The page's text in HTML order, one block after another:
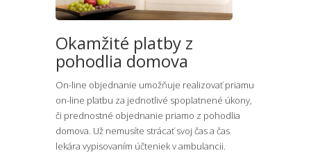
Okamžité platby z
pohodlia domova
On-line objednanie umožňuje realizovať priamu
on-line platbu za jednotlivé spoplatnené úkony,
či prednostné objednanie priamo z pohodlia
domova. Už nemusíte strácať svoj čas a čas
lekára vypisovaním účteniek v ambulancii.